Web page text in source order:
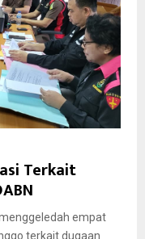
Terkait
empat
terkait dugaan